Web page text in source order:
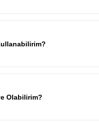
Olabilirim?